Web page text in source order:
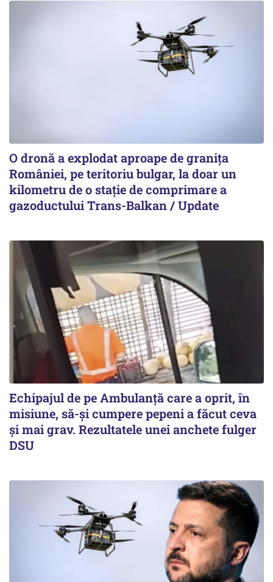
O dronă a explodat aproape de granița
României, pe teritoriu bulgar, la doar un
kilometru de o stație de comprimare a
gazoductului Trans-Balkan / Update
Echipajul de pe Ambulanță care a oprit, în
misiune, să-și cumpere pepeni a făcut ceva
și mai grav. Rezultatele unei anchete fulger
DSU